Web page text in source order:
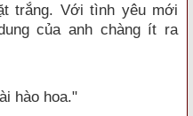
trắng. Với tình yêu mới
của anh chàng ít ra
hào hoa."